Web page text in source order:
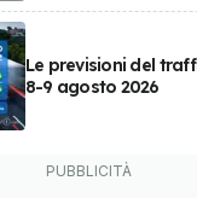
Le previsioni del
8-9 agosto 2026